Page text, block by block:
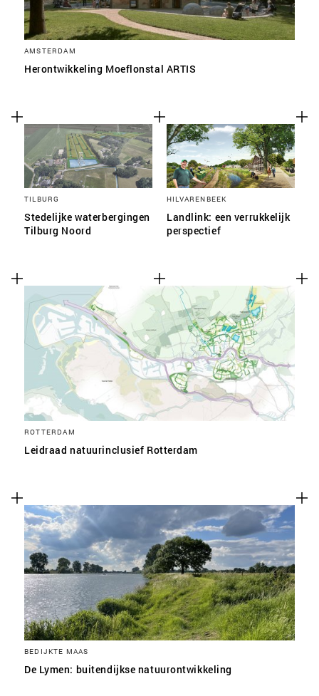
AMSTERDAM
Herontwikkeling Moeflonstal ARTIS
TILBURG
Stedelijke waterbergingen
Tilburg Noord
HILVARENBEEK
Landlink: een verrukkelijk
perspectief
ROTTERDAM
Leidraad natuurinclusief Rotterdam
BEDIJKTE MAAS
De Lymen: buitendijkse natuurontwikkeling